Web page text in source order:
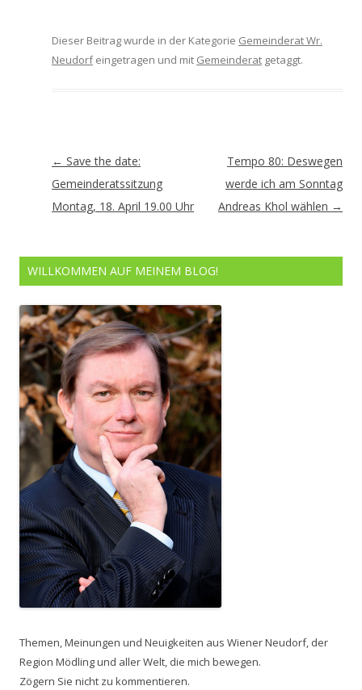
Dieser Beitrag wurde in der Kategorie Gemeinderat Wr.
Neudorfeingetragen und mit Gemeinderat getaggt.
Artikel-
Navigation
← Save the date:
Gemeinderatssitzung
Montag, 18. April 19.00 Uhr
Tempo 80: Deswegen
werde ich am Sonntag
Andreas Khol wählen →
WILLKOMMEN AUF MEINEM BLOG!
Themen, Meinungen und Neuigkeiten aus Wiener Neudorf, der
Region Mödling und aller Welt, die mich bewegen.
Zögern Sie nicht zu kommentieren.